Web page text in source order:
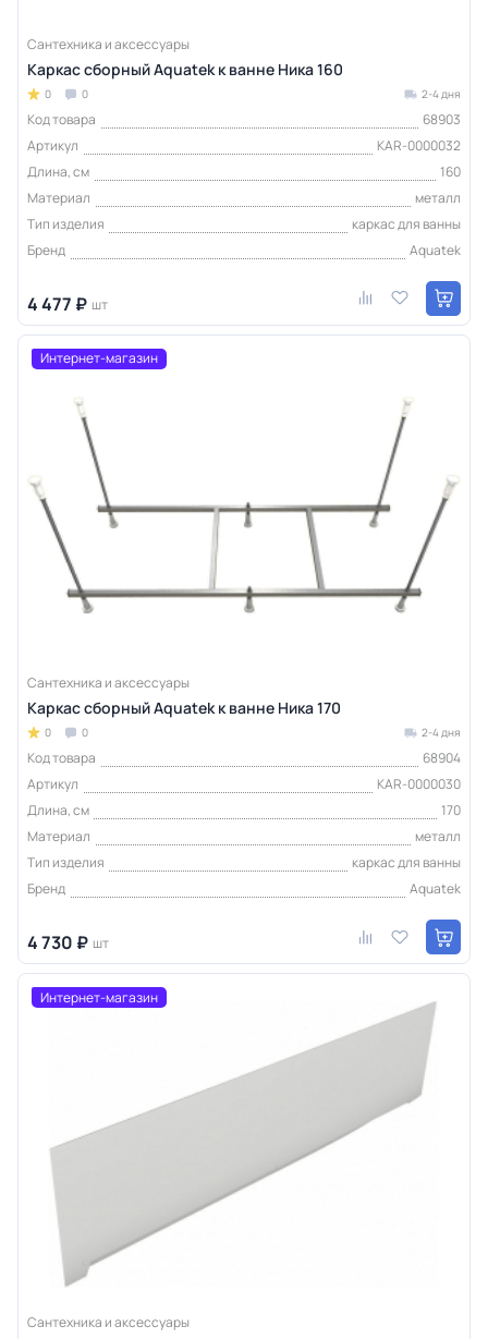
Сантехника и аксессуары
Каркас сборный Aquatek к ванне Ника 160
0 0 2-4 дня
Код товара
68903
Артикул
KAR-0000032
Длина, см
160
Материал
металл
Тип изделия
каркас для ванны
Бренд
Aquatek
4 477 ₽ шт
Интернет-магазин
Сантехника и аксессуары
Каркас сборный Aquatek к ванне Ника 170
0 0 2-4 дня
Код товара
68904
Артикул
KAR-0000030
Длина, см
170
Материал
металл
Тип изделия
каркас для ванны
Бренд
Aquatek
4 730 ₽ шт
Интернет-магазин
Сантехника и аксессуары